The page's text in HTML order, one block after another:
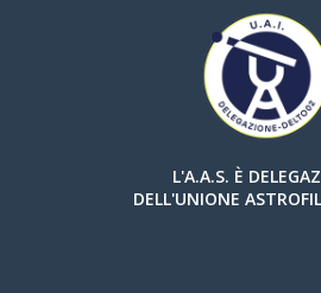
L'A.A.S. È
DELL'UNIONE